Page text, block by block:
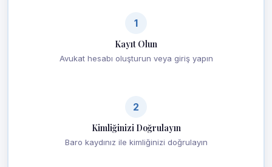
1
Kayıt Olun
Avukat hesabı oluşturun veya giriş yapın
2
Kimliğinizi Doğrulayın
Baro kaydınız ile kimliğinizi doğrulayın